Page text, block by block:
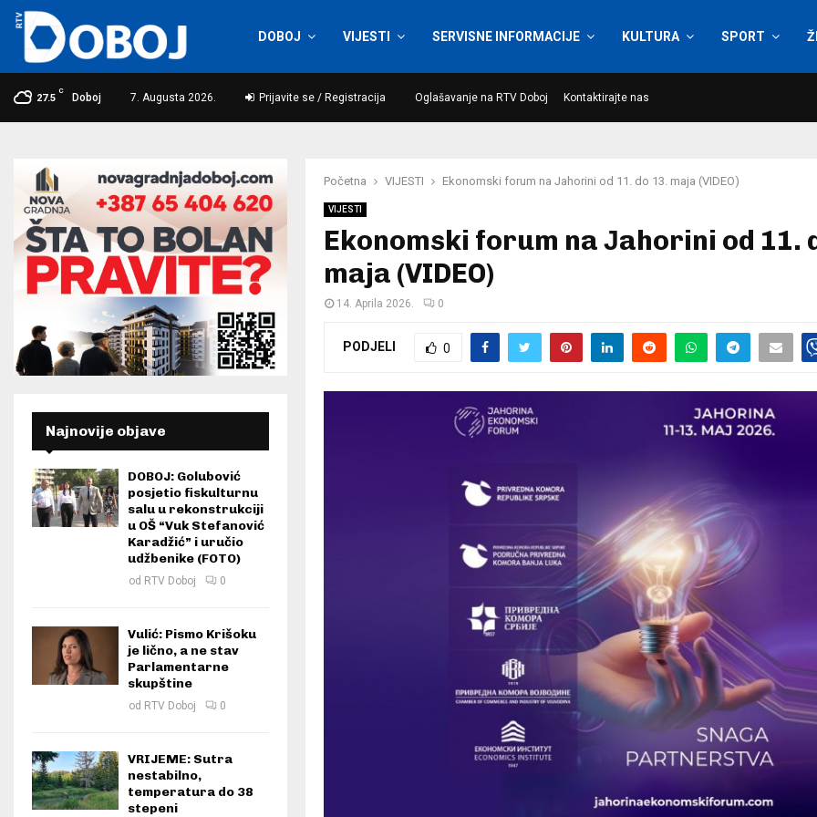
DOBOJ VIJESTI SERVISNE INFORMACIJE KULTURA SPORT
27.5
C
Doboj 7. Augusta 2026. Prijavite se / Registracija Oglašavanje na RTV Doboj Kontaktirajte nas
Početna VIJESTI Ekonomski forum na Јahorini od 11. do 13. maja (VIDEO)
VIJESTI
Ekonomski forum na Јahorini od 11.
maja (VIDEO)
14. Aprila 2026. 0
PODJELI 0
Najnovije objave
DOBOJ: Golubović
posjetio fiskulturnu
salu u rekonstrukciji
u OŠ “Vuk Stefanović
Karadžić” i uručio
udžbenike (FOTO)
od RTV Doboj 0
Vulić: Pismo Krišoku
je lično, a ne stav
Parlamentarne
skupštine
od RTV Doboj 0
VRIJEME: Sutra
nestabilno,
temperatura do 38
stepeni